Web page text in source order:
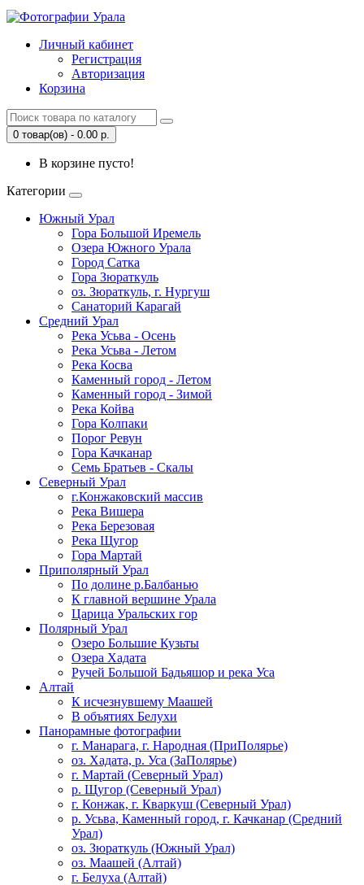
Личный кабинет
Регистрация
Авторизация
Корзина
0 товар(ов) - 0.00 р.
В корзине пусто!
Категории
Южный Урал
Гора Большой Иремель
Озера Южного Урала
Город Сатка
Гора Зюраткуль
оз. Зюраткуль, г. Нургуш
Санаторий Карагай
Средний Урал
Река Усьва - Осень
Река Усьва - Летом
Река Косва
Каменный город - Летом
Каменный город - Зимой
Река Койва
Гора Колпаки
Порог Ревун
Гора Качканар
Семь Братьев - Скалы
Северный Урал
г.Конжаковский массив
Река Вишера
Река Березовая
Река Щугор
Гора Мартай
Приполярный Урал
По долине р.Балбанью
К главной вершине Урала
Царица Уральских гор
Полярный Урал
Озеро Большие Кузьты
Озера Хадата
Ручей Большой Бадьяшор и река Уса
Алтай
К исчезнувшему Маашей
В объятиях Белухи
Панорамные фотографии
г. Манарага, г. Народная (ПриПолярье)
оз. Хадата, р. Уса (ЗаПолярье)
г. Мартай (Северный Урал)
р. Щугор (Северный Урал)
г. Конжак, г. Кваркуш (Северный Урал)
р. Усьва, Каменный город, г. Качканар (Средний
Урал)
оз. Зюраткуль (Южный Урал)
оз. Маашей (Алтай)
г. Белуха (Алтай)